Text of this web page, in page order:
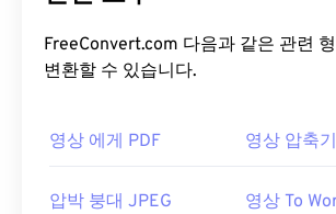
FreeConvert.com 다음과 같은 관련
변환할 수 있습니다.
영상 에게 PDF 영상 압축기
압박 붕대 JPEG 영상 To